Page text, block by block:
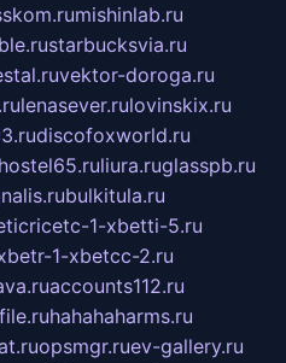
mishinlab.ru
starbucksvia.ru
vektor-doroga.ru
lenasever.rulovinskix.ru
discofoxworld.ru
hostel65.ruliura.ruglasspb.ru
bulkitula.ru
1-xbetti-5.ru
1-xbetcc-2.ru
accounts112.ru
hahahaharms.ru
opsmgr.ruev-gallery.ru